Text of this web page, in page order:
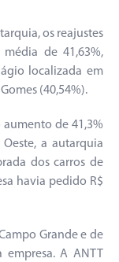
os reajustes
de 41,63%,
localizada em
(40,54%).
de 41,3%
a autarquia
dos carros de
havia pedido R$
Grande e de
A ANTT